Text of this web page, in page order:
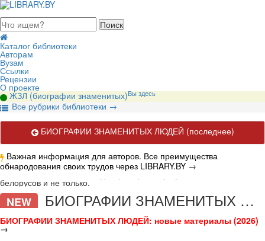
2026, воскресенье
Каталог библиотеки
Авторам
Вузам
Ссылки
Рецензии
О проекте
ЖЗЛ (биографии знаменитых)Вы здесь
Все рубрики библиотеки →
БИОГРАФИИ ЗНАМЕНИТЫХ ЛЮДЕЙ (последнее)
Важная информация для авторов. Все преимущества
обнародования своих трудов через LIBRARY.BY →
Жизнь замечательных людей (ЖЗЛ). Биографии известных
белорусов и не только.
NEW БИОГРАФИИ ЗНАМЕНИТЫХ ЛЮДЕЙ
БИОГРАФИИ ЗНАМЕНИТЫХ ЛЮДЕЙ: новые материалы (2026)
→